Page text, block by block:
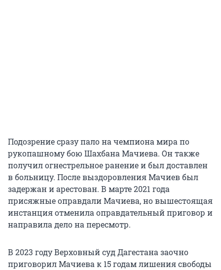
Подозрение сразу пало на чемпиона мира по
рукопашному бою Шахбана Мачиева. Он также
получил огнестрельное ранение и был доставлен
в больницу. После выздоровления Мачиев был
задержан и арестован. В марте 2021 года
присяжные оправдали Мачиева, но вышестоящая
инстанция отменила оправдательный приговор и
направила дело на пересмотр.
В 2023 году Верховный суд Дагестана заочно
приговорил Мачиева к 15 годам лишения свободы